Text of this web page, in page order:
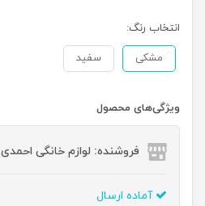
انتخاب رنگ:
مشکی سفید
ویژگی‌های محصول
فروشنده: لوازم خانگی احمدی
آماده ارسال